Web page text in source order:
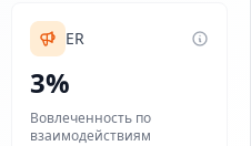
ER
3%
Вовлеченность по
взаимодействиям